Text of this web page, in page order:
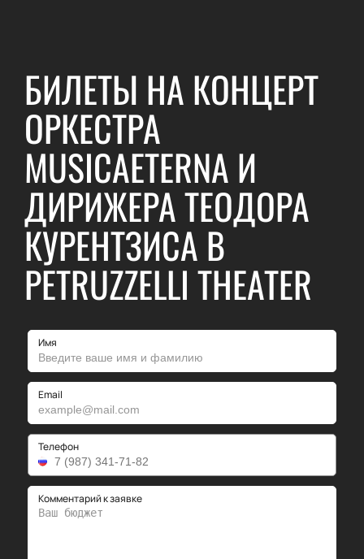
БИЛЕТЫ НА КОНЦЕРТ
ОРКЕСТРА
MUSICAETERNA И
ДИРИЖЕРА ТЕОДОРА
КУРЕНТЗИСА В
PETRUZZELLI THEATER
Имя
Email
Телефон
Комментарий к заявке